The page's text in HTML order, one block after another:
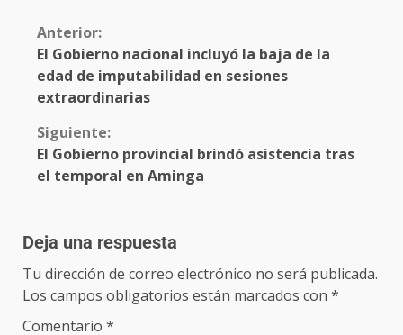
Anterior:
El Gobierno nacional incluyó la baja de la
edad de imputabilidad en sesiones
extraordinarias
Siguiente:
El Gobierno provincial brindó asistencia tras
el temporal en Aminga
Deja una respuesta
Tu dirección de correo electrónico no será publicada.
Los campos obligatorios están marcados con *
Comentario *